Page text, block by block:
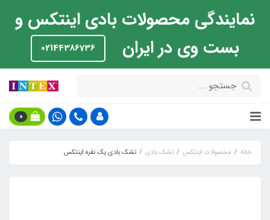
نمایندگی محصولات بادی اینتکس و
بست وی در ایران
02144386736
0
خانه محصولات اینتکس تشک بادی تشک بادی یک نفره اینتکس